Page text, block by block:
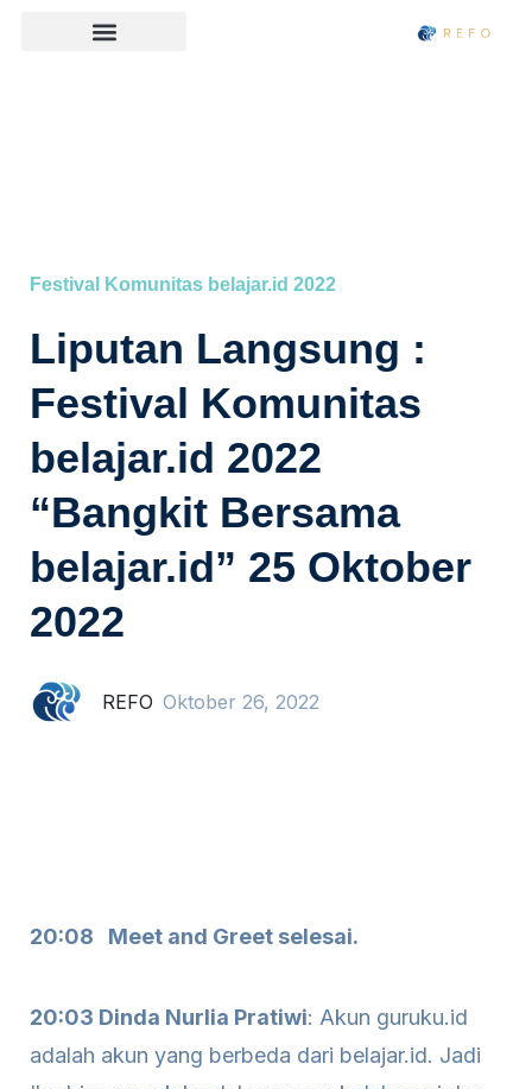
Festival Komunitas belajar.id 2022
Liputan Langsung :
Festival Komunitas
belajar.id 2022
“Bangkit Bersama
belajar.id” 25 Oktober
2022
REFO Oktober 26, 2022
20:08 Meet and Greet selesai.
20:03 Dinda Nurlia Pratiwi: Akun guruku.id
adalah akun yang berbeda dari belajar.id. Jadi